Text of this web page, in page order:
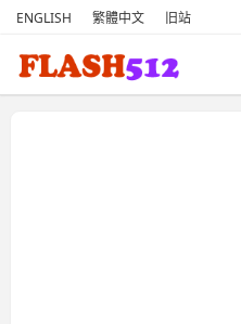
ENGLISH 繁體中文 旧站